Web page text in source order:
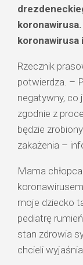
koronawirusa
Rzecznik
potwierdza. –
negatywny, co
zgodnie z
będzie
zakażenia –
Mama
moje dziecko
pediatrę
stan zdrowia
chcieli